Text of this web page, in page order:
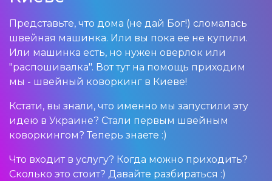
Представьте, что дома (не дай Бог!) сломалась
швейная машинка. Или вы пока ее не купили.
Или машинка есть, но нужен оверлок или
"распошивалка". Вот тут на помощь приходим
мы - швейный коворкинг в Киеве!
Кстати, вы знали, что именно мы запустили эту
идею в Украине? Стали первым швейным
коворкингом? Теперь знаете :)
Что входит в услугу? Когда можно приходить?
Сколько это стоит? Давайте разбираться :)